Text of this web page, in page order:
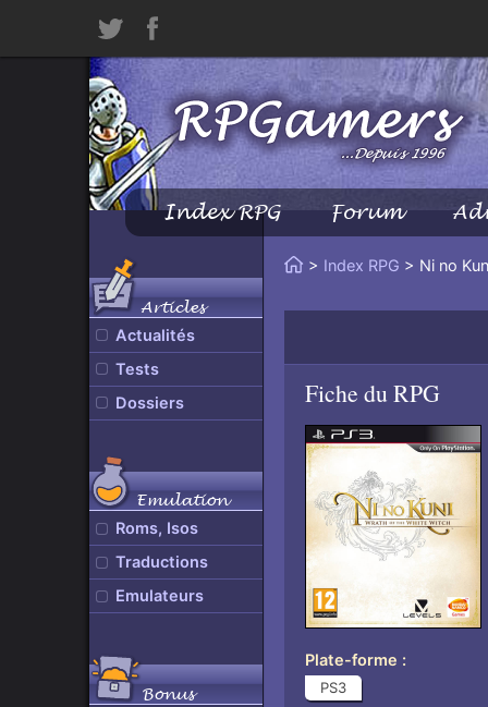
Twitter
Facebook
Index RPG Forum
Menu
Principal
Articles
Actualités
Tests
Dossiers
Emulation
Roms, Isos
Traductions
Emulateurs
Bonus
Vous
Accueil
> Index RPG > Ni no
Fiche du RPG
Plate-forme
PS3